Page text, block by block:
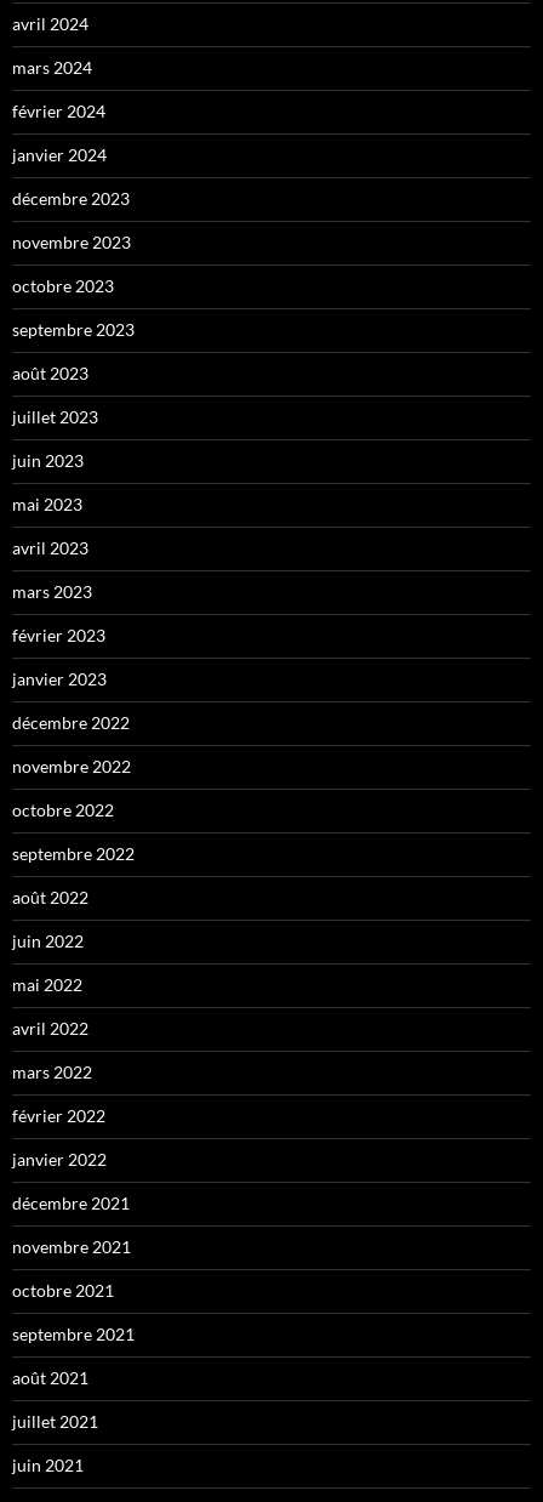
avril 2024
mars 2024
février 2024
janvier 2024
décembre 2023
novembre 2023
octobre 2023
septembre 2023
août 2023
juillet 2023
juin 2023
mai 2023
avril 2023
mars 2023
février 2023
janvier 2023
décembre 2022
novembre 2022
octobre 2022
septembre 2022
août 2022
juin 2022
mai 2022
avril 2022
mars 2022
février 2022
janvier 2022
décembre 2021
novembre 2021
octobre 2021
septembre 2021
août 2021
juillet 2021
juin 2021